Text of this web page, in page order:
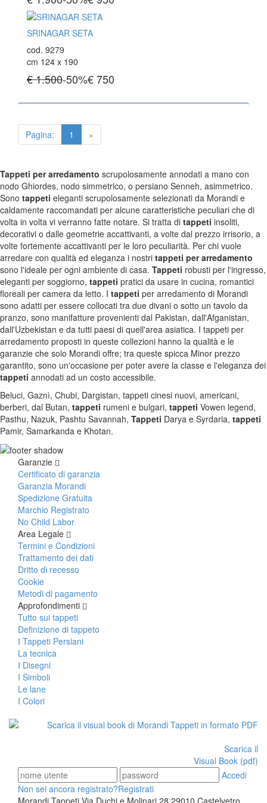
Tappeti Turchi Vecchi E Nuovi
Tappeti Turcomanni Vecchi E Nuovi
Tappeti Ghazni
Tappeti Dal Mondo
SRINAGAR SETA
cod. 9279
cm 124 x 190
€ 1.500-50%€750
Pagina: 1 »
Tappeti per arredamento scrupolosamente annodati a mano con
nodo Ghiordes, nodo simmetrico, o persiano Senneh, asimmetrico.
Sono tappeti eleganti scrupolosamente selezionati da Morandi e
caldamente raccomandati per alcune caratteristiche peculiari che di
volta in volta vi verranno fatte notare. Si tratta di tappeti insoliti,
decorativi o dalle geometrie accattivanti, a volte dal prezzo irrisorio, a
volte fortemente accattivanti per le loro peculiarità. Per chi vuole
arredare con qualità ed eleganza i nostri tappeti per arredamento
sono l'ideale per ogni ambiente di casa. Tappeti robusti per l'ingresso,
eleganti per soggiorno, tappeti pratici da usare in cucina, romantici
floreali per camera da letto. I tappeti per arredamento di Morandi
sono adatti per essere collocati tra due divani o sotto un tavolo da
pranzo, sono manifatture provenienti dal Pakistan, dall'Afganistan,
dall'Uzbekistan e da tutti paesi di quell'area asiatica. I tappeti per
arredamento proposti in queste collezioni hanno la qualità e le
garanzie che solo Morandi offre; tra queste spicca Minor prezzo
garantito, sono un'occasione per poter avere la classe e l'eleganza dei
tappeti annodati ad un costo accessibile.
Beluci, Gaznì, Chubi, Dargistan, tappeti cinesi nuovi, americani,
berberi, dal Butan, tappeti rumeni e bulgari, tappeti Vowen legend,
Pasthu, Nazuk, Pashtu Savannah, Tappeti Darya e Syrdaria, tappeti
Pamir, Samarkanda e Khotan.
Garanzie
Certificato di garanzia
Garanzia Morandi
Spedizione Gratuita
Marchio Registrato
No Child Labor
Area Legale
Termini e Condizioni
Trattamento dei dati
Dritto di recesso
Cookie
Metodi di pagamento
Approfondimenti
Tutto sui tappeti
Definizione di tappeto
I Tappeti Persiani
La tecnica
I Disegni
I Simboli
Le lane
I Colori
Scarica il
Visual Book (pdf)
Accedi
Non sei ancora registrato?Registrati
Morandi Tappeti Via Duchi e Molinari 28 29010 Castelvetro